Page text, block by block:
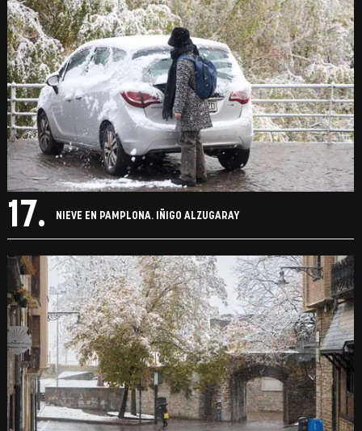
17. NIEVE EN PAMPLONA. IÑIGO ALZUGARAY